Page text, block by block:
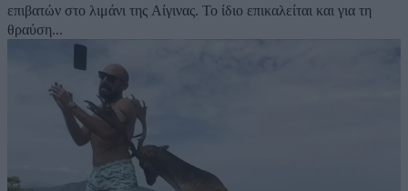
επιβατών στο λιμάνι της Αίγινας. Το ίδιο επικαλείται και για τη
θραύση...